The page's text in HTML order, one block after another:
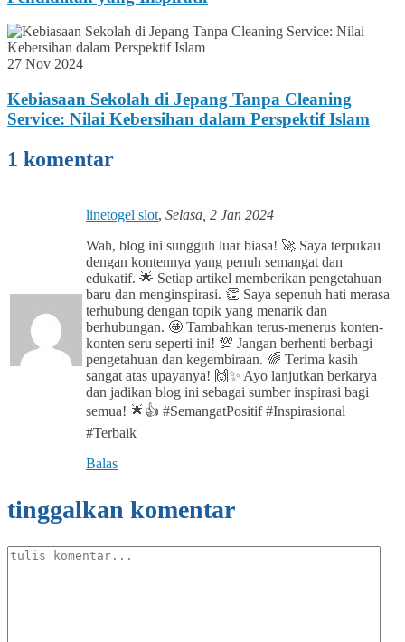
27 Nov 2024
Kebiasaan Sekolah di Jepang Tanpa Cleaning
Service: Nilai Kebersihan dalam Perspektif Islam
1 komentar
linetogel slot, Selasa, 2 Jan 2024
Wah, blog ini sungguh luar biasa! 🚀 Saya terpukau
dengan kontennya yang penuh semangat dan
edukatif. 🌟 Setiap artikel memberikan pengetahuan
baru dan menginspirasi. 👏 Saya sepenuh hati merasa
terhubung dengan topik yang menarik dan
berhubungan. 🤩 Tambahkan terus-menerus konten-
konten seru seperti ini! 💯 Jangan berhenti berbagi
pengetahuan dan kegembiraan. 🌈 Terima kasih
sangat atas upayanya! 🙌✨ Ayo lanjutkan berkarya
dan jadikan blog ini sebagai sumber inspirasi bagi
semua! 🌟👍 #SemangatPositif #Inspirasional
#Terbaik
Balas
tinggalkan komentar